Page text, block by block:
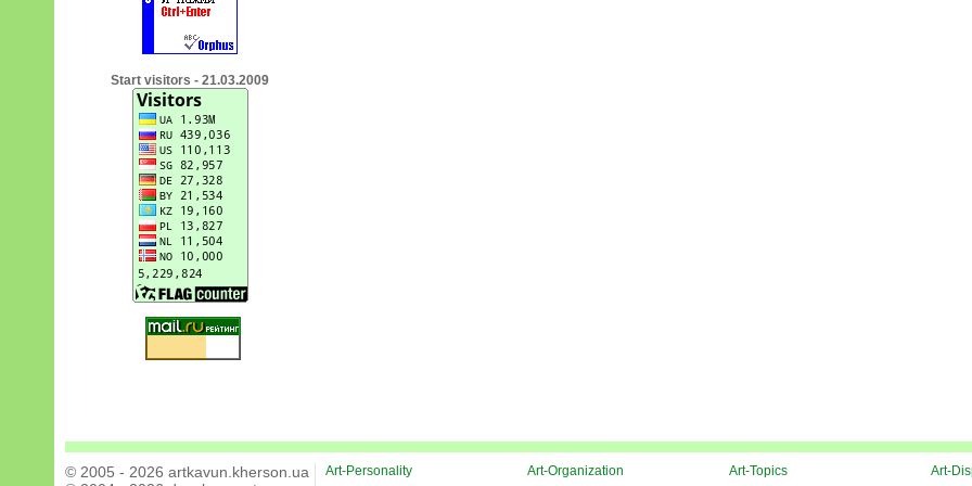
Start visitors - 21.03.2009
© 2005 - 2026 artkavun.kherson.ua
Art-Personality Art-Organization Art-Topics Art-